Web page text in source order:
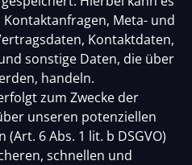
Kontaktanfragen, Meta- und
Kontaktdaten,
sonstige Daten, die über
handeln.
zum Zwecke der
unseren potenziellen
6 Abs. 1 lit. b DSGVO)
schnellen und